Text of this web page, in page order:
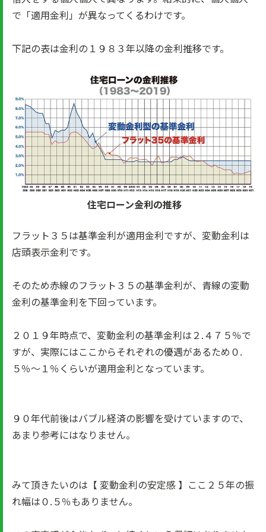
で「適用金利」が異なってくるわけです。
下記の表は金利の１９８３年以降の金利推移です。
住宅ローン金利の推移
フラット３５は基準金利が適用金利ですが、変動金利は
店頭表示金利です。
そのため赤線のフラット３５の基準金利が、青線の変動
金利の基準金利を下回っています。
２０１９年時点で、変動金利の基準金利は２.４７５％で
すが、実際にはここからそれぞれの優遇があるため０.
５％～１％くらいが適用金利となっています。
９０年代前後はバブル経済の影響を受けていますので、
あまり参考にはなりません。
みて頂きたいのは【 変動金利の安定感 】ここ２５年の振
れ幅は０.５％もありません。